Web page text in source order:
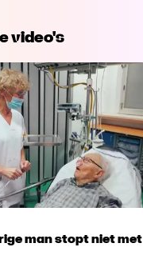
video's
man stopt niet met